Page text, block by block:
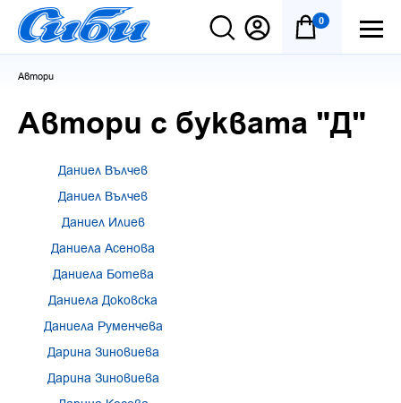
0
Автори
Автори с буквата "Д"
Даниeл Вълчев
Даниел Вълчев
Даниел Илиев
Даниела Асенова
Даниела Ботева
Даниела Доковска
Даниела Руменчева
Дарина Зиновиева
Дарина Зиновиева